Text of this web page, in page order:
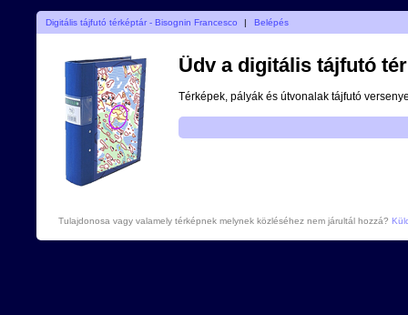
Digitális tájfutó térképtár - Bisognin Francesco | Belépés
Üdv a digitális tájfutó
Térképek, pályák és útvonalak tájfutó
Tulajdonosa vagy valamely térképnek melynek közléséhez nem járultál hozzá?